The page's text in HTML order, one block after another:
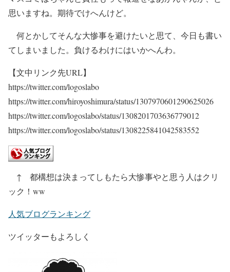
思いますね。期待でけへんけど。
何とかしてそんな大惨事を避けたいと思て、今日も書い
てしまいました。負けるわけにはいかへんわ。
【文中リンク先URL】
https://twitter.com/logoslabo
https://twitter.com/hiroyoshimura/status/1307970601290625026
https://twitter.com/logoslabo/status/1308201703636779012
https://twitter.com/logoslabo/status/1308225841042583552
↑ 都構想は決まってしもたら大惨事やと思う人はクリ
ック！ww
人気ブログランキング
ツイッターもよろしく